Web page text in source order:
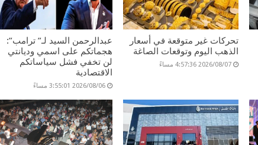
تحركات غير متوقعة في أسعار
الذهب اليوم وتوقعات الصاغة
2026/08/07 4:57:36 مساءً
عبدالرحمن السيد لـ” ترامب”:
هجماتكم على اسمي وديانتي
لن تخفي فشل سياساتكم
الاقتصادية
2026/08/06 3:55:01 مساءً